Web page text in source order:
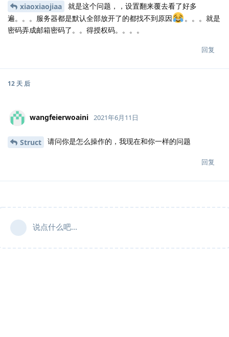
xiaoxiaojiaa
就是这个问题，，设置翻来覆去看了好多
遍。。。服务器都是默认全部放开了的都找不到原因
。。。就是
密码弄成邮箱密码了。。得授权码。。。。
回复
12 天 后
wangfeierwoaini 2021年6月11日
Struct 请问你是怎么操作的，我现在和你一样的问题
回复
说点什么吧...